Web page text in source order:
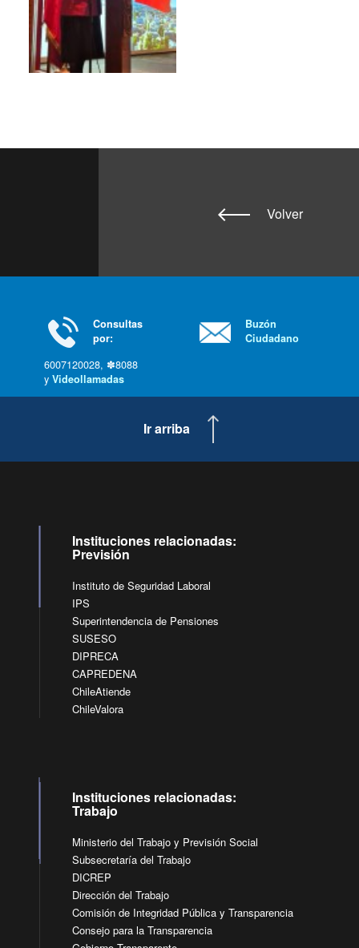
Volver
Consultas
por:
6007120028, ✽8088
y Videollamadas
Buzón
Ciudadano
Ir arriba
Instituciones relacionadas:
Previsión
Instituto de Seguridad Laboral
IPS
Superintendencia de Pensiones
SUSESO
DIPRECA
CAPREDENA
ChileAtiende
ChileValora
Instituciones relacionadas:
Trabajo
Ministerio del Trabajo y Previsión Social
Subsecretaría del Trabajo
DICREP
Dirección del Trabajo
Comisión de Integridad Pública y Transparencia
Consejo para la Transparencia